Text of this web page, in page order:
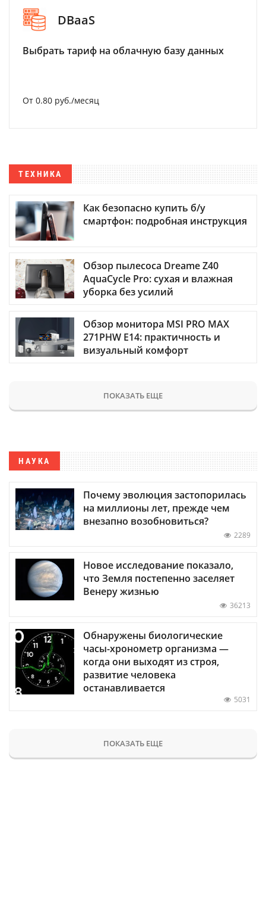
DBaaS
Выбрать тариф на облачную базу данных
От 0.80 руб./месяц
ТЕХНИКА
Как безопасно купить б/у
смартфон: подробная инструкция
Обзор пылесоса Dreame Z40
AquaCycle Pro: сухая и влажная
уборка без усилий
Обзор монитора MSI PRO MAX
271PHW E14: практичность и
визуальный комфорт
ПОКАЗАТЬ ЕЩЕ
НАУКА
Почему эволюция застопорилась
на миллионы лет, прежде чем
внезапно возобновиться?
2289
Новое исследование показало,
что Земля постепенно заселяет
Венеру жизнью
36213
Обнаружены биологические
часы-хронометр организма —
когда они выходят из строя,
развитие человека
останавливается
5031
ПОКАЗАТЬ ЕЩЕ